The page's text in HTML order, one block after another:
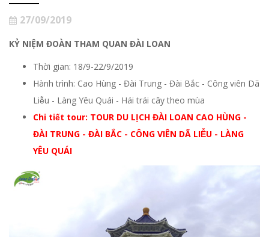
27/09/2019
KỶ NIỆM ĐOÀN THAM QUAN ĐÀI LOAN
Thời gian: 18/9-22/9/2019
Hành trình: Cao Hùng - Đài Trung - Đài Bắc - Công viên Dã
Liễu - Làng Yêu Quái - Hái trái cây theo mùa
Chi tiết tour: TOUR DU LỊCH ĐÀI LOAN CAO HÙNG -
ĐÀI TRUNG - ĐÀI BẮC - CÔNG VIÊN DÃ LIỄU - LÀNG
YÊU QUÁI